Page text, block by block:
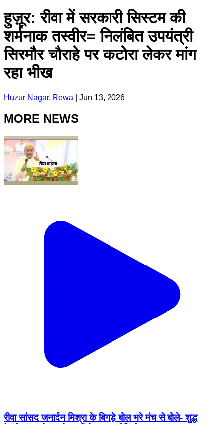
हुज़ूर: रीवा में सरकारी सिस्टम की
शर्मनाक तस्वीर= निलंबित उपयंत्री
सिरमौर चौराहे पर कटोरा लेकर मांग
रहा भीख
Huzur Nagar, Rewa Jun 13, 2026
MORE NEWS
रीवा सांसद जनार्दन मिश्रा के बिगड़े बोल भरे मंच से बोले- शुद्ध